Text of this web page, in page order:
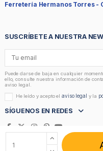
Ferretería Hermanos Torres -
SUSCRÍBETE A NUESTRA
Puede darse de baja en cualquier
ello, consulte nuestra información de
aviso legal.
He leído y acepto elaviso legal y la
SÍGUENOS EN REDES